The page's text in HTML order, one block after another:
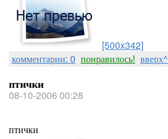
[500x342]
комментарии: 0 понравилось! вверх^
птички
08-10-2006 00:28
птички